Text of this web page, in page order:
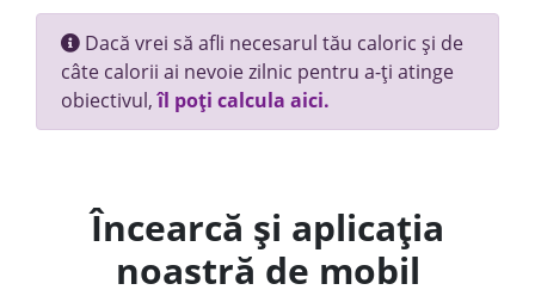
Dacă vrei să afli necesarul tău caloric și de
câte calorii ai nevoie zilnic pentru a-ți atinge
obiectivul,îl poți calcula aici.
Încearcă și aplicația
noastră de mobil